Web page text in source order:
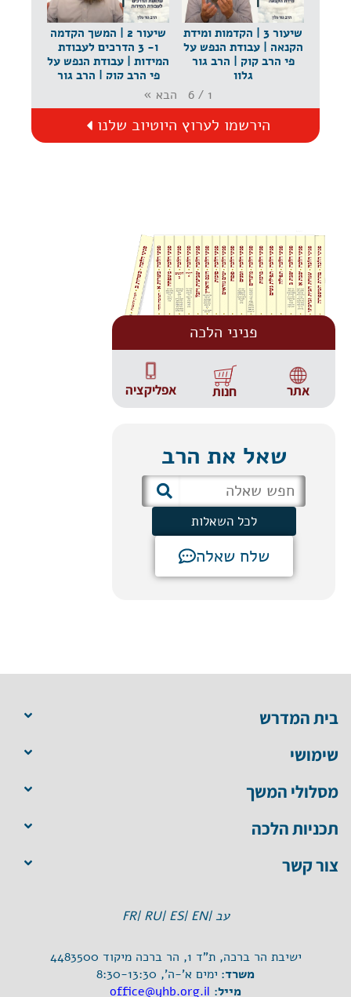
שיעור 2 | המשך הקדמה
ו- 3 הדרכים לעבודת
המידות | עבודת הנפש על
פי הרב קוק | הרב גור
שיעור 3 | הקדמות ומידת
הקנאה | עבודת הנפש על
פי הרב קוק | הרב גור
גלון
1
/
6 הבא »
הירשמו לערוץ היוטיוב שלנו
פניני הלכה
אתר חנות אפליקציה
שאל את הרב
לכל השאלות
שלח שאלה
בית המדרש
שימושי
מסלולי המשך
תכניות הלכה
צור קשר
עב |EN |
ES |
RU |
FR
ישיבת הר ברכה, ת"ד 1, הר ברכה מיקוד 4483500
משרד: ימים א'-ה', 8:30-13:30
מייל: office@yhb.org.il